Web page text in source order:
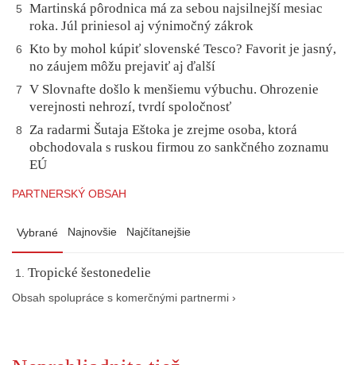
5
Martinská pôrodnica má za sebou najsilnejší mesiac
roka. Júl priniesol aj výnimočný zákrok
6
Kto by mohol kúpiť slovenské Tesco? Favorit je jasný,
no záujem môžu prejaviť aj ďalší
7
V Slovnafte došlo k menšiemu výbuchu. Ohrozenie
verejnosti nehrozí, tvrdí spoločnosť
8
Za radarmi Šutaja Eštoka je zrejme osoba, ktorá
obchodovala s ruskou firmou zo sankčného zoznamu
EÚ
PARTNERSKÝ OBSAH
Vybrané Najnovšie Najčítanejšie
Tropické šestonedelie
Obsah spolupráce s komerčnými partnermi ›